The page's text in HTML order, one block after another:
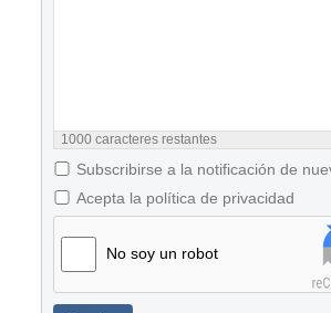
1000 caracteres restantes
Subscribirse a la notificación de
Acepta la política de privacidad
No soy un robot